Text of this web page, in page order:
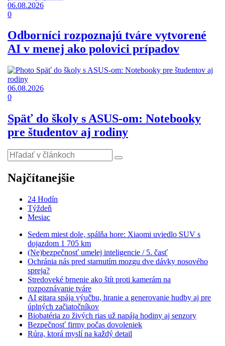
06.08.2026
0
Odborníci rozpoznajú tváre vytvorené
AI v menej ako polovici prípadov
06.08.2026
0
Späť do školy s ASUS-om: Notebooky
pre študentov aj rodiny
Najčítanejšie
24 Hodín
Týždeň
Mesiac
Sedem miest dole, spálňa hore: Xiaomi uviedlo SUV s
dojazdom 1 705 km
(Ne)bezpečnosť umelej inteligencie / 5. časť
Ochránia nás pred starnutím mozgu dve dávky nosového
spreja?
Stredoveké brnenie ako štít proti kamerám na
rozpoznávanie tváre
AI gitara spája výučbu, hranie a generovanie hudby aj pre
úplných začiatočníkov
Biobatéria zo živých rias už napája hodiny aj senzory
Bezpečnosť firmy počas dovoleniek
Rúra, ktorá myslí na každý detail